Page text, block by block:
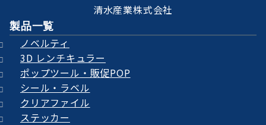
清水産業株式会社
製品一覧
ノベルティ
3D レンチキュラー
ポップツール・販促POP
シール・ラベル
クリアファイル
ステッカー